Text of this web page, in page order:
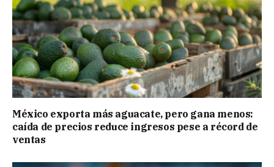
México exporta más aguacate, pero gana menos:
caída de precios reduce ingresos pese a récord de
ventas